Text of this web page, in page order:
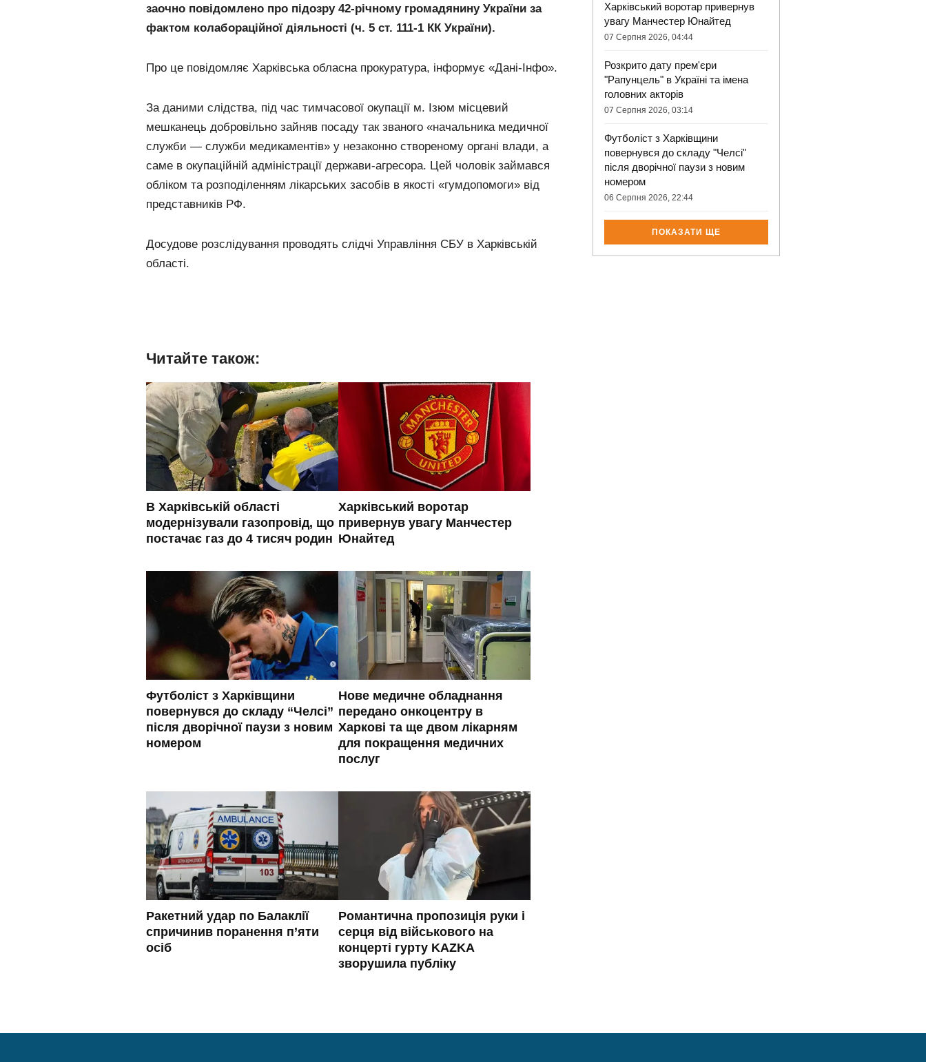
заочно повідомлено про підозру 42-річному громадянину України за
фактом колабораційної діяльності (ч. 5 ст. 111-1 КК України).
Про це повідомляє Харківська обласна прокуратура, інформує «Дані-Інфо».
За даними слідства, під час тимчасової окупації м. Ізюм місцевий
мешканець добровільно зайняв посаду так званого «начальника медичної
служби — служби медикаментів» у незаконно створеному органі влади, а
саме в окупаційній адміністрації держави-агресора. Цей чоловік займався
обліком та розподіленням лікарських засобів в якості «гумдопомоги» від
представників РФ.
Досудове розслідування проводять слідчі Управління СБУ в Харківській
області.
Читайте також:
В Харківській області
модернізували газопровід, що
постачає газ до 4 тисяч родин
Харківський воротар
привернув увагу Манчестер
Юнайтед
Футболіст з Харківщини
повернувся до складу “Челсі”
після дворічної паузи з новим
номером
Нове медичне обладнання
передано онкоцентру в
Харкові та ще двом лікарням
для покращення медичних
послуг
Ракетний удар по Балаклії
спричинив поранення п’яти
осіб
Романтична пропозиція руки і
серця від військового на
концерті гурту KAZKA
зворушила публіку
Харківський воротар привернув
увагу Манчестер Юнайтед
07 Серпня 2026, 04:44
Розкрито дату прем'єри
"Рапунцель" в Україні та імена
головних акторів
07 Серпня 2026, 03:14
Футболіст з Харківщини
повернувся до складу "Челсі"
після дворічної паузи з новим
номером
06 Серпня 2026, 22:44
ПОКАЗАТИ ЩЕ